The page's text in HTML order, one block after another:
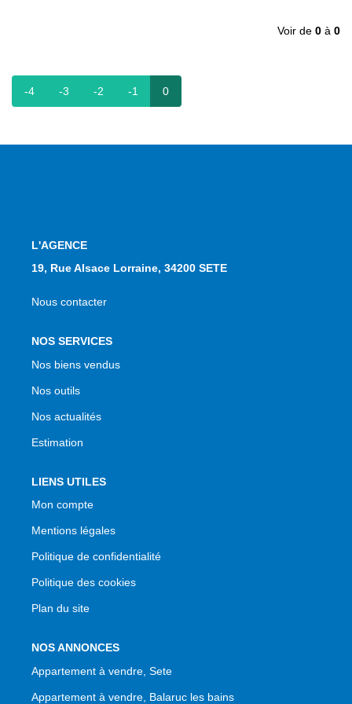
Notre Équipe
Nos Actualités
Voir de 0 à 0
-4 -3 -2 -1 0
L'AGENCE
19, Rue Alsace Lorraine, 34200 SETE
Nous contacter
NOS SERVICES
Nos biens vendus
Nos outils
Nos actualités
Estimation
LIENS UTILES
Mon compte
Mentions légales
Politique de confidentialité
Politique des cookies
Plan du site
NOS ANNONCES
Appartement à vendre, Sete
Appartement à vendre, Balaruc les bains